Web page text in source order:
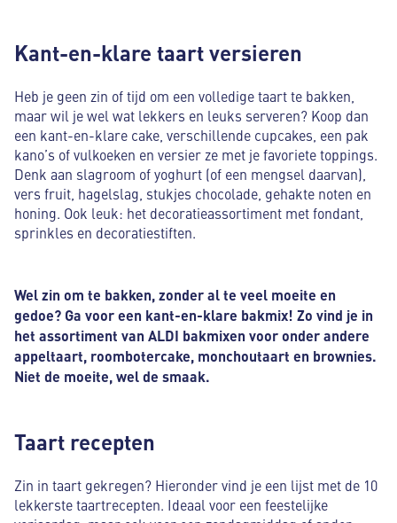
Kant-en-klare taart versieren
Heb je geen zin of tijd om een volledige taart te bakken,
maar wil je wel wat lekkers en leuks serveren? Koop dan
een kant-en-klare cake, verschillende cupcakes, een pak
kano’s of vulkoeken en versier ze met je favoriete toppings.
Denk aan slagroom of yoghurt (of een mengsel daarvan),
vers fruit, hagelslag, stukjes chocolade, gehakte noten en
honing. Ook leuk: het decoratieassortiment met fondant,
sprinkles en decoratiestiften.
Wel zin om te bakken, zonder al te veel moeite en
gedoe? Ga voor een kant-en-klare bakmix! Zo vind je in
het assortiment van ALDI bakmixen voor onder andere
appeltaart, roombotercake, monchoutaart en brownies.
Niet de moeite, wel de smaak.
Taart recepten
Zin in taart gekregen? Hieronder vind je een lijst met de 10
lekkerste taartrecepten. Ideaal voor een feestelijke